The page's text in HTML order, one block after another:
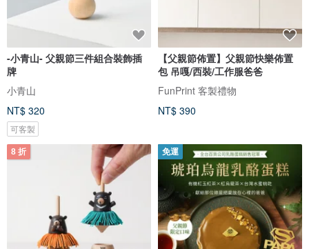
-小青山- 父親節三件組合裝飾插
牌
小青山
NT$ 320
可客製
【父親節佈置】父親節快樂佈置
包 吊嘎/西裝/工作服爸爸
FunPrint 客製禮物
NT$ 390
8 折 免運